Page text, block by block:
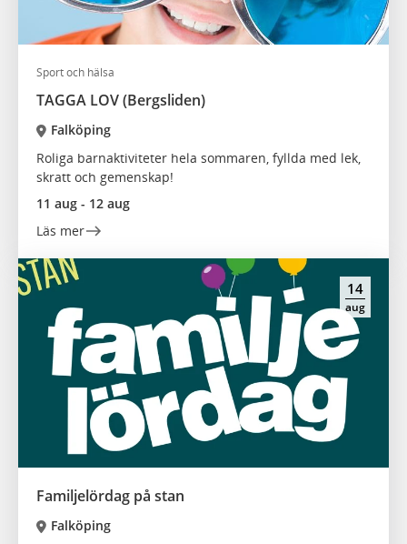
Sport och hälsa
TAGGA LOV (Bergsliden)
Falköping
Roliga barnaktiviteter hela sommaren, fyllda med lek,
skratt och gemenskap!
11 aug - 12 aug
Läs mer
14
aug
Familjelördag på stan
Falköping